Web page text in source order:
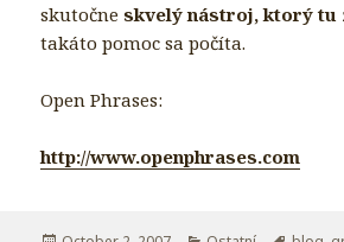
skutočneskvelý nástroj, ktorý tu
takáto pomoc sa počíta.
Open Phrases:
http://www.openphrases.com